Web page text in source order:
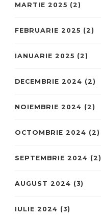
MARTIE 2025 (2)
FEBRUARIE 2025 (2)
IANUARIE 2025 (2)
DECEMBRIE 2024 (2)
NOIEMBRIE 2024 (2)
OCTOMBRIE 2024 (2)
SEPTEMBRIE 2024 (2)
AUGUST 2024 (3)
IULIE 2024 (3)